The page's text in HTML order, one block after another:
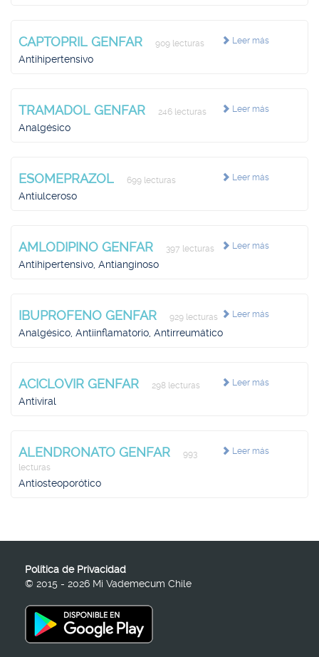
Leer más
CAPTOPRIL GENFAR 909 lecturas
Antihipertensivo
Leer más
TRAMADOL GENFAR 246 lecturas
Analgésico
Leer más
ESOMEPRAZOL 699 lecturas
Antiulceroso
Leer más
AMLODIPINO GENFAR 397 lecturas
Antihipertensivo, Antianginoso
Leer más
IBUPROFENO GENFAR 929 lecturas
Analgésico, Antiinflamatorio, Antirreumático
Leer más
ACICLOVIR GENFAR 298 lecturas
Antiviral
Leer más
ALENDRONATO GENFAR
993
lecturas
Antiosteoporótico
Política de Privacidad
© 2015 - 2026 Mi Vademecum Chile